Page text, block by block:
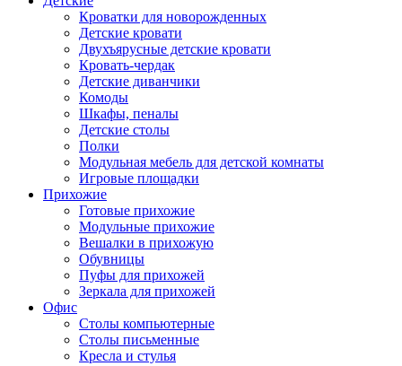
Кроватки для новорожденных
Детские кровати
Двухъярусные детские кровати
Кровать-чердак
Детские диванчики
Комоды
Шкафы, пеналы
Детские столы
Полки
Модульная мебель для детской комнаты
Игровые площадки
Прихожие
Готовые прихожие
Модульные прихожие
Вешалки в прихожую
Обувницы
Пуфы для прихожей
Зеркала для прихожей
Офис
Столы компьютерные
Столы письменные
Кресла и стулья